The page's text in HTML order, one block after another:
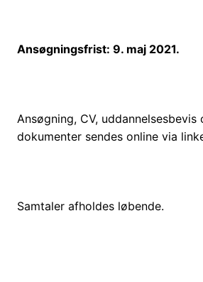
Ansøgningsfrist: 9. maj 2021.
Ansøgning, CV, uddannelsesbevis
dokumenter sendes online via
Samtaler afholdes løbende.